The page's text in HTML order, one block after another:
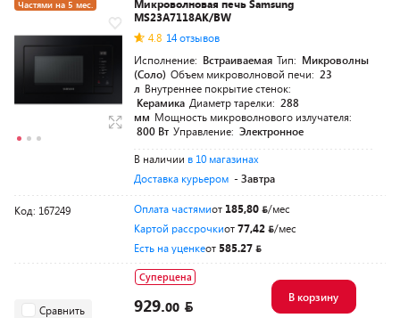
Частями на 5 мес.
Микроволновая печь Samsung
MS23A7118AK/BW
4.8 14 отзывов
Исполнение: Встраиваемая Тип: Микроволны
(Соло) Объем микроволновой печи: 23
л Внутреннее покрытие стенок:
Керамика Диаметр тарелки: 288
мм Мощность микроволнового излучателя:
800 Вт Управление: Электронное
В наличии в 10 магазинах
Доставка курьером - Завтра
Код: 167249 Оплата частямиот 185,80
/мес
Картой рассрочкиот77,42
/мес
Есть на уценкеот 585.27
Сравнить
Суперцена
929.00
В корзину